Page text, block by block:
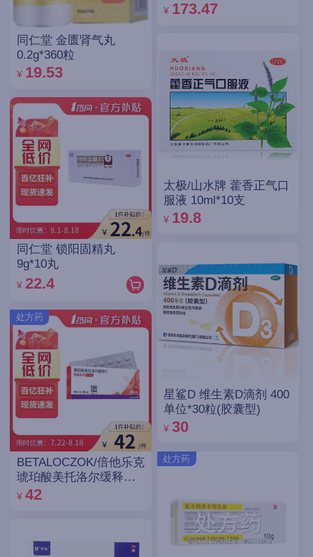
同仁堂 金匮肾气丸
0.2g*360粒
¥ 19.53
同仁堂 锁阳固精丸
9g*10丸
¥ 22.4
处方药
BETALOCZOK/倍他乐克
琥珀酸美托洛尔缓释片
47.5mg*14片*2板
¥ 42
¥ 173.47
太极/山水牌 藿香正气口
服液 10ml*10支
¥ 19.8
星鲨D 维生素D滴剂 400
单位*30粒(胶囊型)
¥ 30
处方药